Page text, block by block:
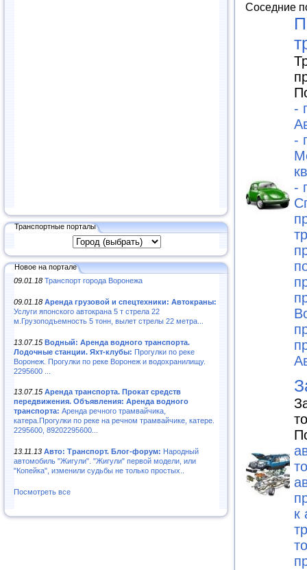
Транспортные порталы
Новое на портале
09.01.18 Транспорт города Воронежа
09.01.18 Аренда грузовой и спецтехники: Автокраны:
Услуги японского автокрана 5 т стрела 22
м.Грузоподъемность 5 тонн, вылет стрелы 22 метра...
13.07.15 Водный: Аренда водного транспорта.
Лодочные станции. Яхт-клубы: Прогулки по реке
Воронеж. Прогулки по реке Воронеж и водохранилищу.
2295600 ...
13.07.15 Аренда транспорта. Прокат средств
передвижения. Объявления: Аренда водного
транспорта: Аренда речного трамвайчика,
катера.Прогулки по реке на речном трамвайчике, катере.
2295600, 89202295600...
13.11.13 Авто: Транспорт. Блог-форум: Народный
автомобиль "Жигули". "Жигули" первой модели, или
"Копейка", изменили судьбы не только простых..
Посмотреть все
Соседние
-
-
-
к